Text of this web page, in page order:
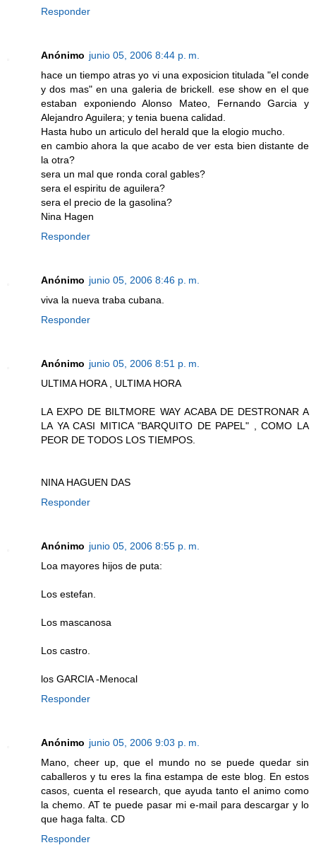
Responder
Anónimo junio 05, 2006 8:44 p. m.
hace un tiempo atras yo vi una exposicion titulada "el conde
y dos mas" en una galeria de brickell. ese show en el que
estaban exponiendo Alonso Mateo, Fernando Garcia y
Alejandro Aguilera; y tenia buena calidad.
Hasta hubo un articulo del herald que la elogio mucho.
en cambio ahora la que acabo de ver esta bien distante de
la otra?
sera un mal que ronda coral gables?
sera el espiritu de aguilera?
sera el precio de la gasolina?
Nina Hagen
Responder
Anónimo junio 05, 2006 8:46 p. m.
viva la nueva traba cubana.
Responder
Anónimo junio 05, 2006 8:51 p. m.
ULTIMA HORA , ULTIMA HORA
LA EXPO DE BILTMORE WAY ACABA DE DESTRONAR A
LA YA CASI MITICA "BARQUITO DE PAPEL" , COMO LA
PEOR DE TODOS LOS TIEMPOS.
NINA HAGUEN DAS
Responder
Anónimo junio 05, 2006 8:55 p. m.
Loa mayores hijos de puta:
Los estefan.
Los mascanosa
Los castro.
los GARCIA -Menocal
Responder
Anónimo junio 05, 2006 9:03 p. m.
Mano, cheer up, que el mundo no se puede quedar sin
caballeros y tu eres la fina estampa de este blog. En estos
casos, cuenta el research, que ayuda tanto el animo como
la chemo. AT te puede pasar mi e-mail para descargar y lo
que haga falta. CD
Responder